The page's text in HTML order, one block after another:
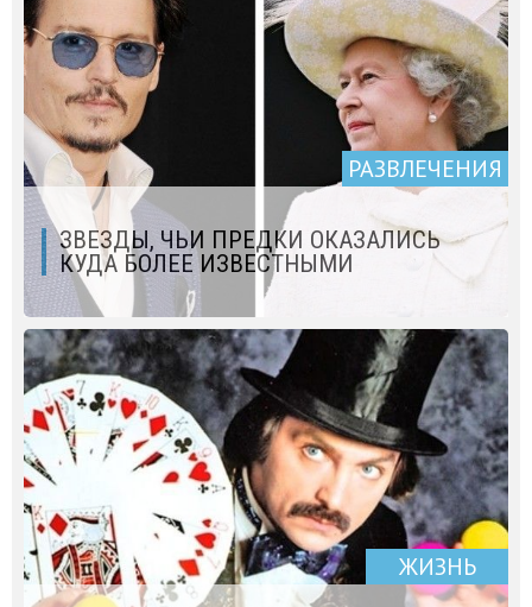
РАЗВЛЕЧЕНИЯ
ЗВЕЗДЫ, ЧЬИ ПРЕДКИ ОКАЗАЛИСЬ
КУДА БОЛЕЕ ИЗВЕСТНЫМИ
ЖИЗНЬ